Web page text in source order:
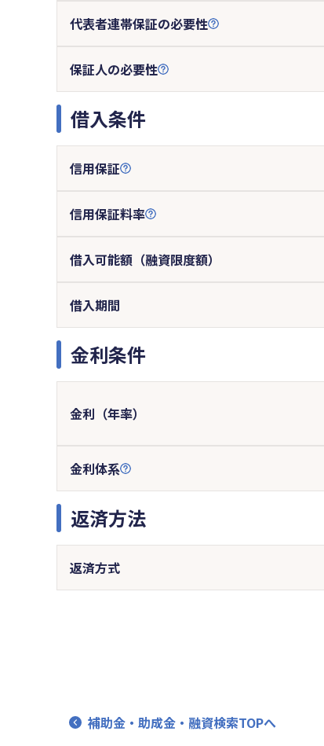
代表者連帯保証の必要性
保証人の必要性
借入条件
信用保証
信用保証料率
借入可能額（融資限度額）
借入期間
金利条件
金利（年率）
金利体系
返済方法
返済方式
補助金・助成金・融資検索TOPへ